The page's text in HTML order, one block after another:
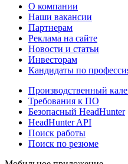
О компании
Наши вакансии
Партнерам
Реклама на сайте
Новости и статьи
Инвесторам
Кандидаты по
Производственный
Требования к ПО
Безопасный HeadHunter
HeadHunter API
Поиск работы
Поиск по резюме